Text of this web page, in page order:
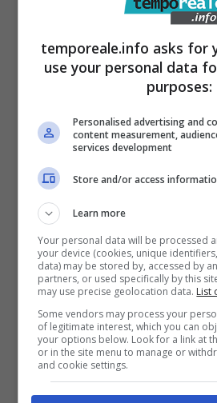
Schianto
condizioni
pessime
L’ennesimo incidente
ora in stato di detenzione –
forte effetto di cocaina e
effettuare un sorpasso
lasciato tutti senza parole.
mortale e che non è finita
nell’auto l’uomo venuto a
temporeale.info asks for
use your personal data
purposes:
Personalised advertising and
content measurement,
services development
Store and/or access
Learn more
Your personal data will be processed
your device (cookies, unique
data) may be stored by, accessed by
partners, or used specifically by this
may use precise geolocation data. List
Some vendors may process your
of legitimate interest, which you can
your options below. Look for a link at
or in the site menu to manage or
and cookie settings.